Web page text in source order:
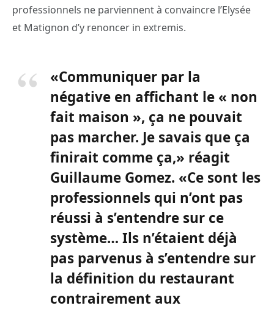
professionnels ne parviennent à convaincre l’Elysée
et Matignon d’y renoncer in extremis.
«Communiquer par la
négative en affichant le « non
fait maison », ça ne pouvait
pas marcher. Je savais que ça
finirait comme ça,» réagit
Guillaume Gomez. «Ce sont les
professionnels qui n’ont pas
réussi à s’entendre sur ce
système… Ils n’étaient déjà
pas parvenus à s’entendre sur
la définition du restaurant
contrairement aux